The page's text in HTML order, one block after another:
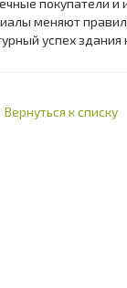
покупатели и
меняют
успех
Вернуться к списку